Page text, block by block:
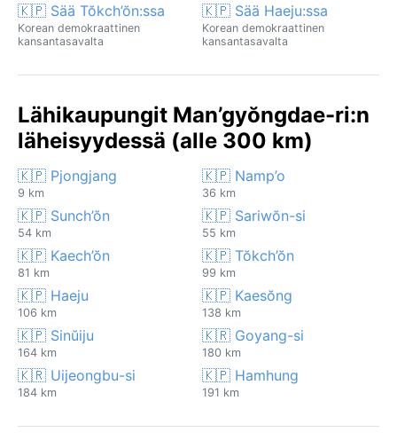
🇰🇵 Sää Tŏkch’ŏn:ssa
Korean demokraattinen
kansantasavalta
🇰🇵 Sää Haeju:ssa
Korean demokraattinen
kansantasavalta
Lähikaupungit Man’gyŏngdae-ri:n
läheisyydessä (alle 300 km)
🇰🇵 Pjongjang
9 km
🇰🇵 Namp’o
36 km
🇰🇵 Sunch’ŏn
54 km
🇰🇵 Sariwŏn-si
55 km
🇰🇵 Kaech’ŏn
81 km
🇰🇵 Tŏkch’ŏn
99 km
🇰🇵 Haeju
106 km
🇰🇵 Kaesŏng
138 km
🇰🇵 Sinŭiju
164 km
🇰🇷 Goyang-si
180 km
🇰🇷 Uijeongbu-si
184 km
🇰🇵 Hamhung
191 km